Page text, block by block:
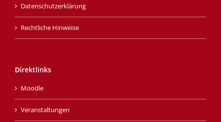
Datenschutzerklärung
Rechtliche Hinweise
Direktlinks
Moodle
Veranstaltungen